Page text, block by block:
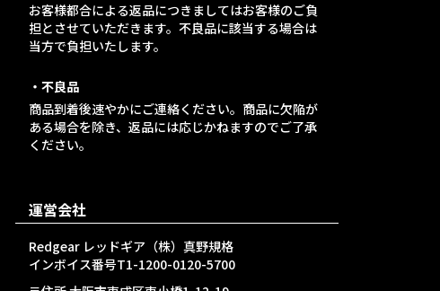
お客様都合による返品につきましてはお客様のご負
担とさせていただきます。不良品に該当する場合は
当方で負担いたします。
・不良品
商品到着後速やかにご連絡ください。商品に欠陥が
ある場合を除き、返品には応じかねますのでご了承
ください。
運営会社
Redgear レッドギア（株）真野規格
インボイス番号T1-1200-0120-5700